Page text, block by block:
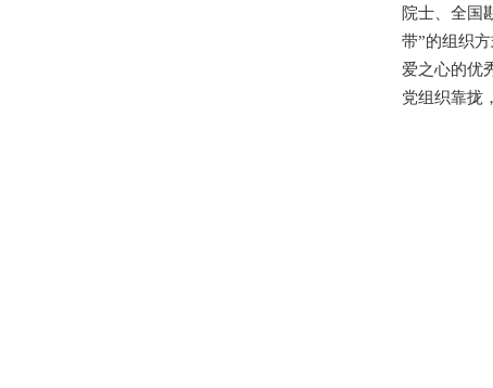
院士、全国
带”的组织
爱之心的优
党组织靠拢